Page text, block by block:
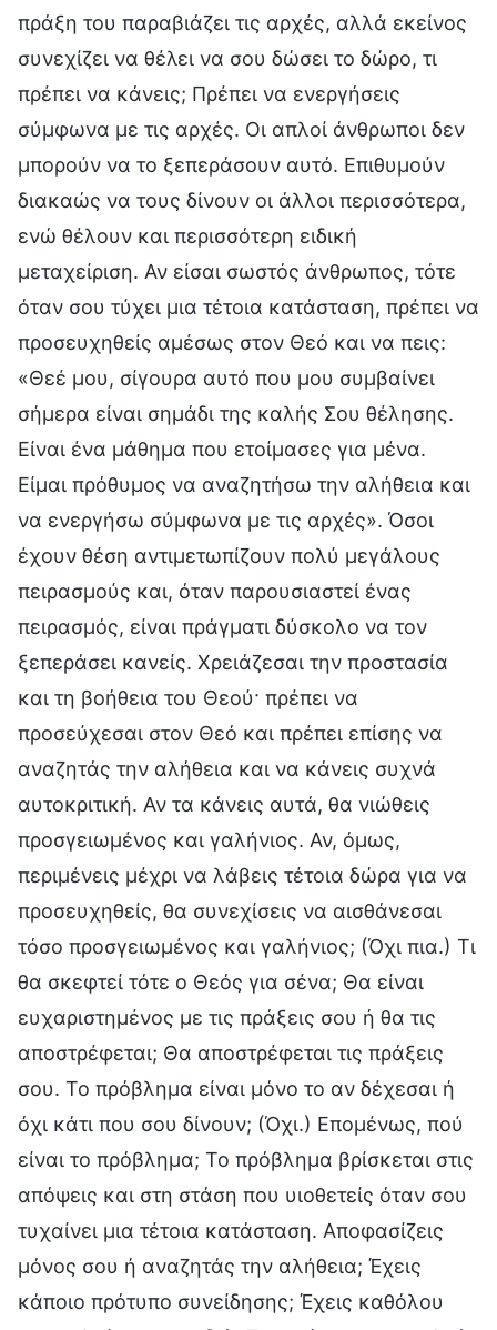
πράξη του παραβιάζει τις αρχές, αλλά εκείνος
συνεχίζει να θέλει να σου δώσει το δώρο, τι
πρέπει να κάνεις; Πρέπει να ενεργήσεις
σύμφωνα με τις αρχές. Οι απλοί άνθρωποι δεν
μπορούν να το ξεπεράσουν αυτό. Επιθυμούν
διακαώς να τους δίνουν οι άλλοι περισσότερα,
ενώ θέλουν και περισσότερη ειδική
μεταχείριση. Αν είσαι σωστός άνθρωπος, τότε
όταν σου τύχει μια τέτοια κατάσταση, πρέπει να
προσευχηθείς αμέσως στον Θεό και να πεις:
«Θεέ μου, σίγουρα αυτό που μου συμβαίνει
σήμερα είναι σημάδι της καλής Σου θέλησης.
Είναι ένα μάθημα που ετοίμασες για μένα.
Είμαι πρόθυμος να αναζητήσω την αλήθεια και
να ενεργήσω σύμφωνα με τις αρχές». Όσοι
έχουν θέση αντιμετωπίζουν πολύ μεγάλους
πειρασμούς και, όταν παρουσιαστεί ένας
πειρασμός, είναι πράγματι δύσκολο να τον
ξεπεράσει κανείς. Χρειάζεσαι την προστασία
και τη βοήθεια του Θεού· πρέπει να
προσεύχεσαι στον Θεό και πρέπει επίσης να
αναζητάς την αλήθεια και να κάνεις συχνά
αυτοκριτική. Αν τα κάνεις αυτά, θα νιώθεις
προσγειωμένος και γαλήνιος. Αν, όμως,
περιμένεις μέχρι να λάβεις τέτοια δώρα για να
προσευχηθείς, θα συνεχίσεις να αισθάνεσαι
τόσο προσγειωμένος και γαλήνιος; (Όχι πια.) Τι
θα σκεφτεί τότε ο Θεός για σένα; Θα είναι
ευχαριστημένος με τις πράξεις σου ή θα τις
αποστρέφεται; Θα αποστρέφεται τις πράξεις
σου. Το πρόβλημα είναι μόνο το αν δέχεσαι ή
όχι κάτι που σου δίνουν; (Όχι.) Επομένως, πού
είναι το πρόβλημα; Το πρόβλημα βρίσκεται στις
απόψεις και στη στάση που υιοθετείς όταν σου
τυχαίνει μια τέτοια κατάσταση. Αποφασίζεις
μόνος σου ή αναζητάς την αλήθεια; Έχεις
κάποιο πρότυπο συνείδησης; Έχεις καθόλου